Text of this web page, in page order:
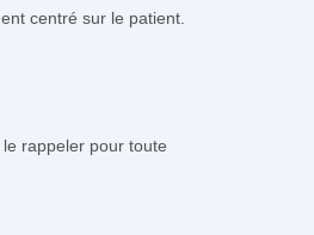
centré sur le patient.
rappeler pour toute